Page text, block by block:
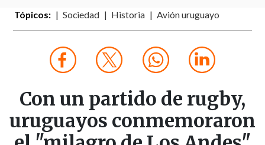
Tópicos: Sociedad Historia Avión uruguayo
Con un partido de rugby,
uruguayos conmemoraron